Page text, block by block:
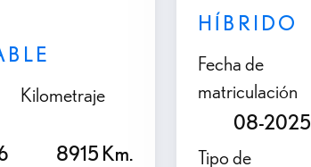
Kilometraje
8915 Km.
HÍBRIDO
Fecha de
matriculación
08-2025
Tipo de